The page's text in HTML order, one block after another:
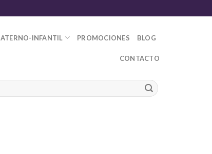
INFANTIL PROMOCIONES BLOG
CONTACTO